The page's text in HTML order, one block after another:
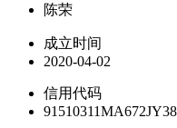
陈荣
成立时间
2020-04-02
信用代码